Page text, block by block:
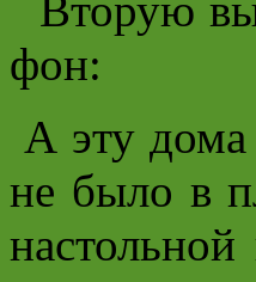
фон:
А эту дома
не было в